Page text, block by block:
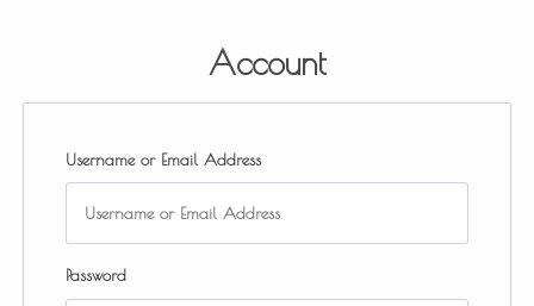
Account
Username or Email Address
Password